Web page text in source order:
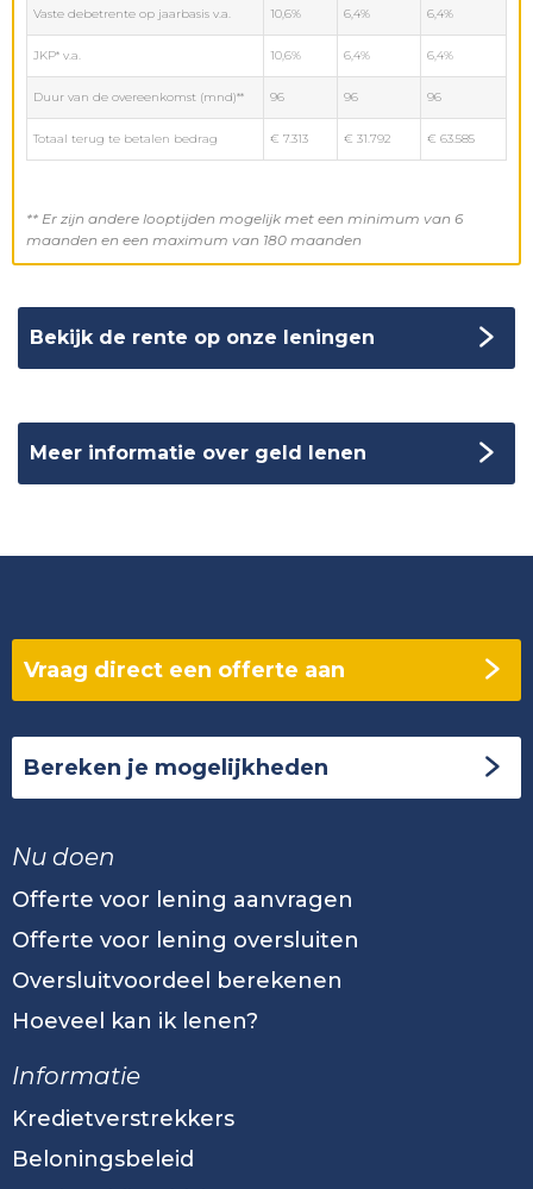
Vaste debetrente op jaarbasis v.a. 10,6% 6,4% 6,4%
JKP* v.a. 10,6% 6,4% 6,4%
Duur van de overeenkomst (mnd)** 96 96 96
Totaal terug te betalen bedrag € 7.313 € 31.792 € 63.585
** Er zijn andere looptijden mogelijk met een minimum van 6
maanden en een maximum van 180 maanden
Bekijk de rente op onze leningen
Meer informatie over geld lenen
Vraag direct een offerte aan
Bereken je mogelijkheden
Nu doen
Offerte voor lening aanvragen
Offerte voor lening oversluiten
Oversluitvoordeel berekenen
Hoeveel kan ik lenen?
Informatie
Kredietverstrekkers
Beloningsbeleid